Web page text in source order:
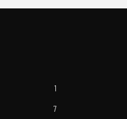
1
7